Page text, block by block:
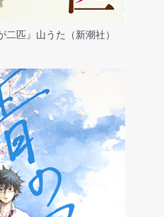
匹』山うた（新潮社）